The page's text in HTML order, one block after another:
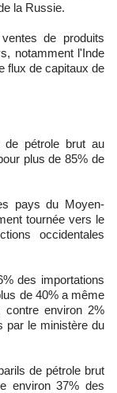
la Russie.
de produits
notamment l'Inde
flux de capitaux de
de pétrole brut au
plus de 85% de
pays du Moyen-
tournée vers le
occidentales
des importations
de 40% a même
environ 2%
par le ministère du
de pétrole brut
environ 37% des